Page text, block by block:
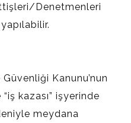
Denetmenleri
Güvenliği Kanunu’nun
kazası” işyerinde
meydana